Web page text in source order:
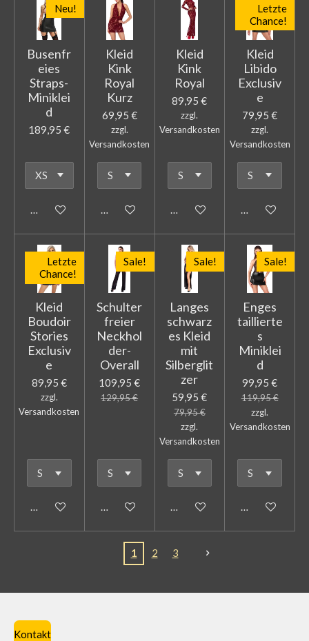
Neu!
Busenfr
eies
Straps-
Miniklei
d
189,95 €
In den Warenkorb
Kleid
Kink
Royal
Kurz
69,95 €
zzgl.
Versandkosten
In den Warenkorb
Kleid
Kink
Royal
89,95 €
zzgl.
Versandkosten
In den Warenkorb
Letzte
Chance!
Kleid
Libido
Exclusiv
e
79,95 €
zzgl.
Versandkosten
In den
Letzte
Chance!
Kleid
Boudoir
Stories
Exclusiv
e
89,95 €
zzgl.
Versandkosten
In den Warenkorb
Sale!
Schulter
freier
Neckhol
der-
Overall
109,95 €
129,95 €
In den Warenkorb
Sale!
Langes
schwarz
es Kleid
mit
Silberglit
zer
59,95 €
79,95 €
zzgl.
Versandkosten
In den Warenkorb
Sale!
Enges
taillierte
s
Miniklei
d
99,95 €
119,95 €
zzgl.
Versandkosten
In den
1 2 3
Kontakt